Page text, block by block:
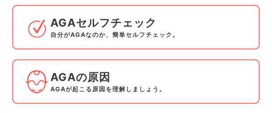
AGAセルフチェック
自分がAGAなのか、簡単セルフチェック。
AGAの原因
AGAが起こる原因を理解しましょう。